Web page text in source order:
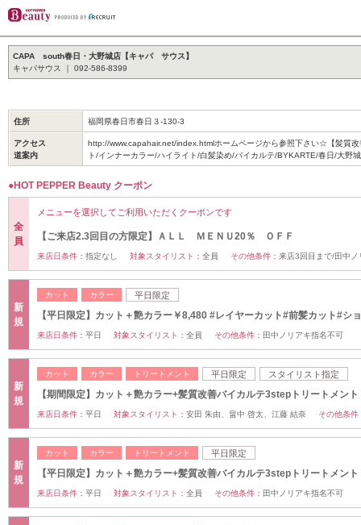
CAPA south春日・大野城店【キャパ サウス】
キャパサウス ｜ 092-586-8399
住所 福岡県春日市春日３-130-3
アクセス
道案内
http://www.capahair.net/index.htmlホームページから参照下さい☆【髪質
ト/インナーカラー/ハイライト/白髪染め/バイカルテ/BYKARTE/春日/大野
●HOT PEPPER Beauty クーポン
全
員
メニューを選択してご利用いただくクーポンです
【ご来店2.3回目の方限定】ＡＬＬ ＭＥＮＵ20％ ＯＦＦ
来店日条件： 指定なし 対象スタイリスト： 全員 その他条件： 来店3回目まで/田中ノ
新
規
カット カラー 平日限定
【平日限定】カット＋艶カラー￥8,480 #レイヤーカット#前髪カット#シ
来店日条件： 平日 対象スタイリスト： 全員 その他条件： 田中ノリアキ指名不可
新
規
カット カラー トリートメント 平日限定 スタイリスト指定
【期間限定】カット＋艶カラー+髪質改善バイカルテ3stepトリートメン
来店日条件： 平日 対象スタイリスト： 安田 朱由、畠中 啓太、江藤 結奈 その他条件
新
規
カット カラー トリートメント 平日限定
【平日限定】カット＋艶カラー+髪質改善バイカルテ3stepトリートメン
来店日条件： 平日 対象スタイリスト： 全員 その他条件： 田中ノリアキ指名不可